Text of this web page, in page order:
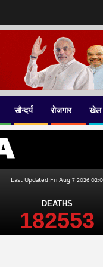
सौन्दर्य रोजगार खेल